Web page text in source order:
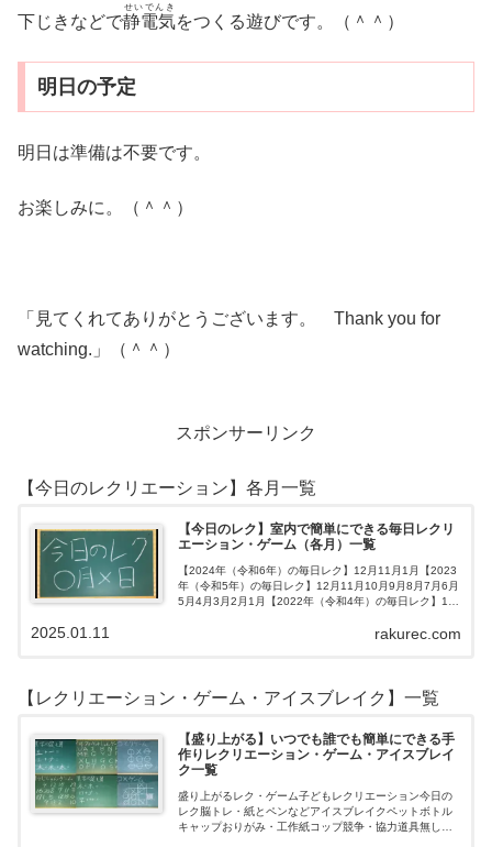
下じきなどで静電気
せいでんき
をつくる遊びです。（＾＾）
明日の予定
明日は準備は不要です。
お楽しみに。（＾＾）
「見てくれてありがとうございます。 Thank you for
watching.」（＾＾）
スポンサーリンク
【今日のレクリエーション】各月一覧
【今日のレク】室内で簡単にできる毎日レクリ
エーション・ゲーム（各月）一覧
【2024年（令和6年）の毎日レク】12月11月1月【2023
年（令和5年）の毎日レク】12月11月10月9月8月7月6月
5月4月3月2月1月【2022年（令和4年）の毎日レク】12
rakurec.com
2025.01.11
【レクリエーション・ゲーム・アイスブレイク】一覧
【盛り上がる】いつでも誰でも簡単にできる手
作りレクリエーション・ゲーム・アイスブレイ
ク一覧
盛り上がるレク・ゲーム子どもレクリエーション今日の
レク脳トレ・紙とペンなどアイスブレイクペットボトル
キャップおりがみ・工作紙コップ競争・協力道具無し・